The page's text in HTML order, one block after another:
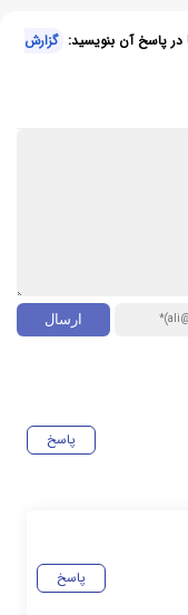
در پاسخ آن بنویسید: گزارش
پاسخ
پاسخ